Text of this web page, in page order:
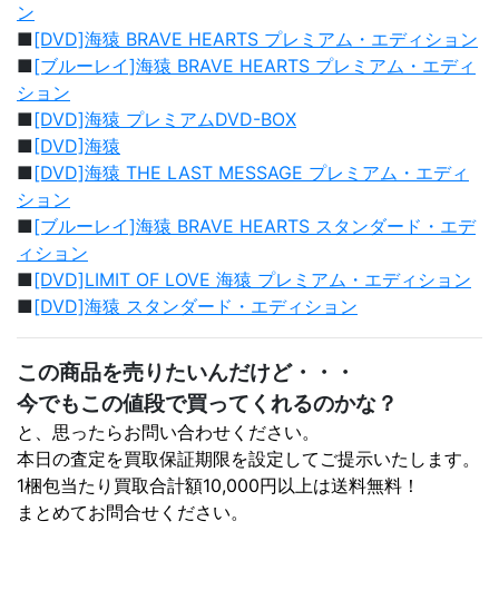
ン
■[DVD]海猿 BRAVE HEARTS プレミアム・エディション
■[ブルーレイ]海猿 BRAVE HEARTS プレミアム・エディ
ション
■[DVD]海猿 プレミアムDVD-BOX
■ [DVD]海猿
■[DVD]海猿 THE LAST MESSAGE プレミアム・エディ
ション
■[ブルーレイ]海猿 BRAVE HEARTS スタンダード・エデ
ィション
■[DVD]LIMIT OF LOVE 海猿 プレミアム・エディション
■[DVD]海猿 スタンダード・エディション
この商品を売りたいんだけど・・・
今でもこの値段で買ってくれるのかな？
と、思ったらお問い合わせください。
本日の査定を買取保証期限を設定してご提示いたします。
1梱包当たり買取合計額10,000円以上は送料無料！
まとめてお問合せください。